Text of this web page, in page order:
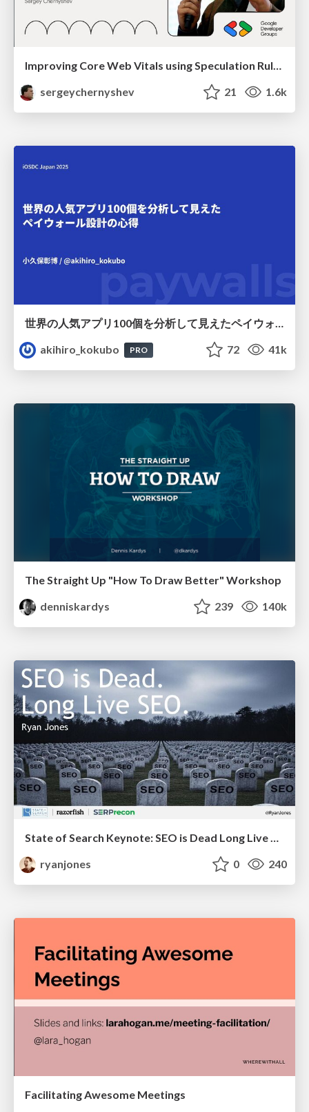
Improving Core Web Vitals using Speculation Rules API
sergeychernyshev
21 1.6k
世界の人気アプリ100個を分析して見えたペイウォール設計の心得
akihiro_kokubo
PRO 72 41k
The Straight Up "How To Draw Better" Workshop
denniskardys
239 140k
ryanjones
0 240
Facilitating Awesome Meetings